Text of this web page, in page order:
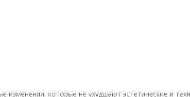
которые не ухудшают эстетические и